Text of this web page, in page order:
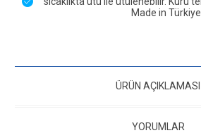
Made in Türkiye.
ÜRÜN AÇIKLAMASI
YORUMLAR